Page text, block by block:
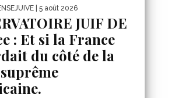
| 5 août 2026
JUIF DE
: Et si la France
du côté de la